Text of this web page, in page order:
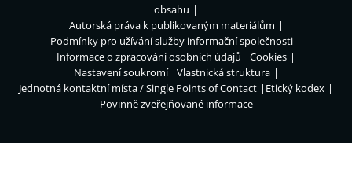
obsahu
Autorská práva k publikovaným materiálům
Podmínky pro užívání služby informační společnosti
Informace o zpracování osobních údajů
Cookies
Nastavení soukromí
Vlastnická struktura
Jednotná kontaktní místa / Single Points of Contact
Etický kodex
Povinně zveřejňované informace